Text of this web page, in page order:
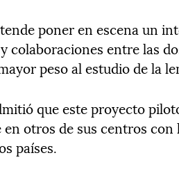
poner en escena un
colaboraciones entre las
peso al estudio de la
que este proyecto
otros de sus centros
países.